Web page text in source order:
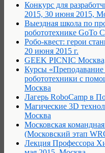
Конкурс для
2015, 30 июня 2015,
Выездная школа по
робототехнике GoTo
Робо-квест: герои
20 июня 2015 г.
GEEK PICNIC
Курсы «Преподавание
робототехники с
Москва
Лагерь RoboCamp в
Магические 3D
Москва
Московская
(Московский этап
Лекция Профессора